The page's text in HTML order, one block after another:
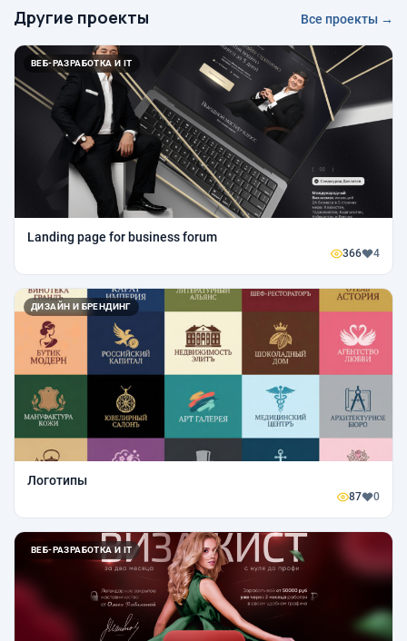
Другие проекты Все проекты →
ВЕБ-РАЗРАБОТКА И IT
Landing page for business forum
366 4
ДИЗАЙН И БРЕНДИНГ
Логотипы
87 0
ВЕБ-РАЗРАБОТКА И IT